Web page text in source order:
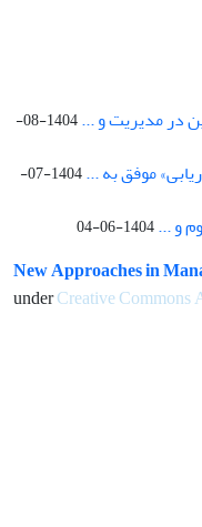
در مدیریت و ...
1404-08-
موفق به ...
1404-07-
و ...1404-06-04
New Approaches in
underCreative